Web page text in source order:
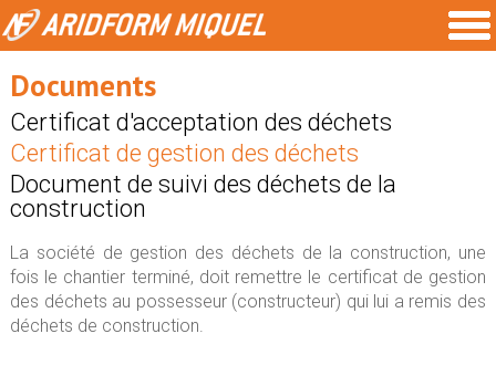
Documents
Certificat d'acceptation des déchets
Certificat de gestion des déchets
Document de suivi des déchets de la
construction
La société de gestion des déchets de la construction, une
fois le chantier terminé, doit remettre le certificat de gestion
des déchets au possesseur (constructeur) qui lui a remis des
déchets de construction.